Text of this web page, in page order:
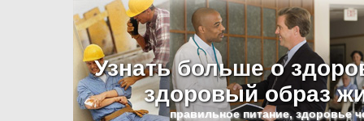
Узнать больше о
здоровый образ
правильное питание, здоровье